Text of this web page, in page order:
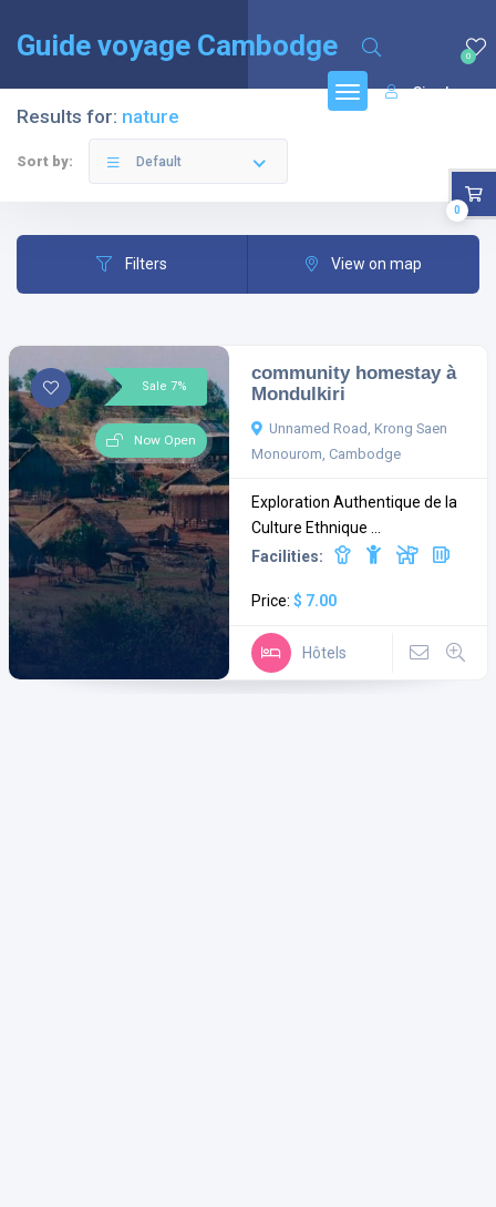
Guide voyage Cambodge 0
Sign In
Results for: nature
Sort by: Default
Filters View on map
Sale 7%
Now Open
community homestay à
Mondulkiri
Unnamed Road, Krong Saen
Monourom, Cambodge
Exploration Authentique de la
Culture Ethnique ...
Facilities:
Price: $ 7.00
Hôtels
0